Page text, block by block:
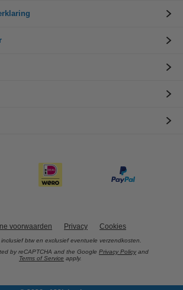
voorwaarden Privacy Cookies
btw en exclusief eventuele verzendkosten.
by reCAPTCHA and the Google Privacy Policy and
Terms of Service apply.